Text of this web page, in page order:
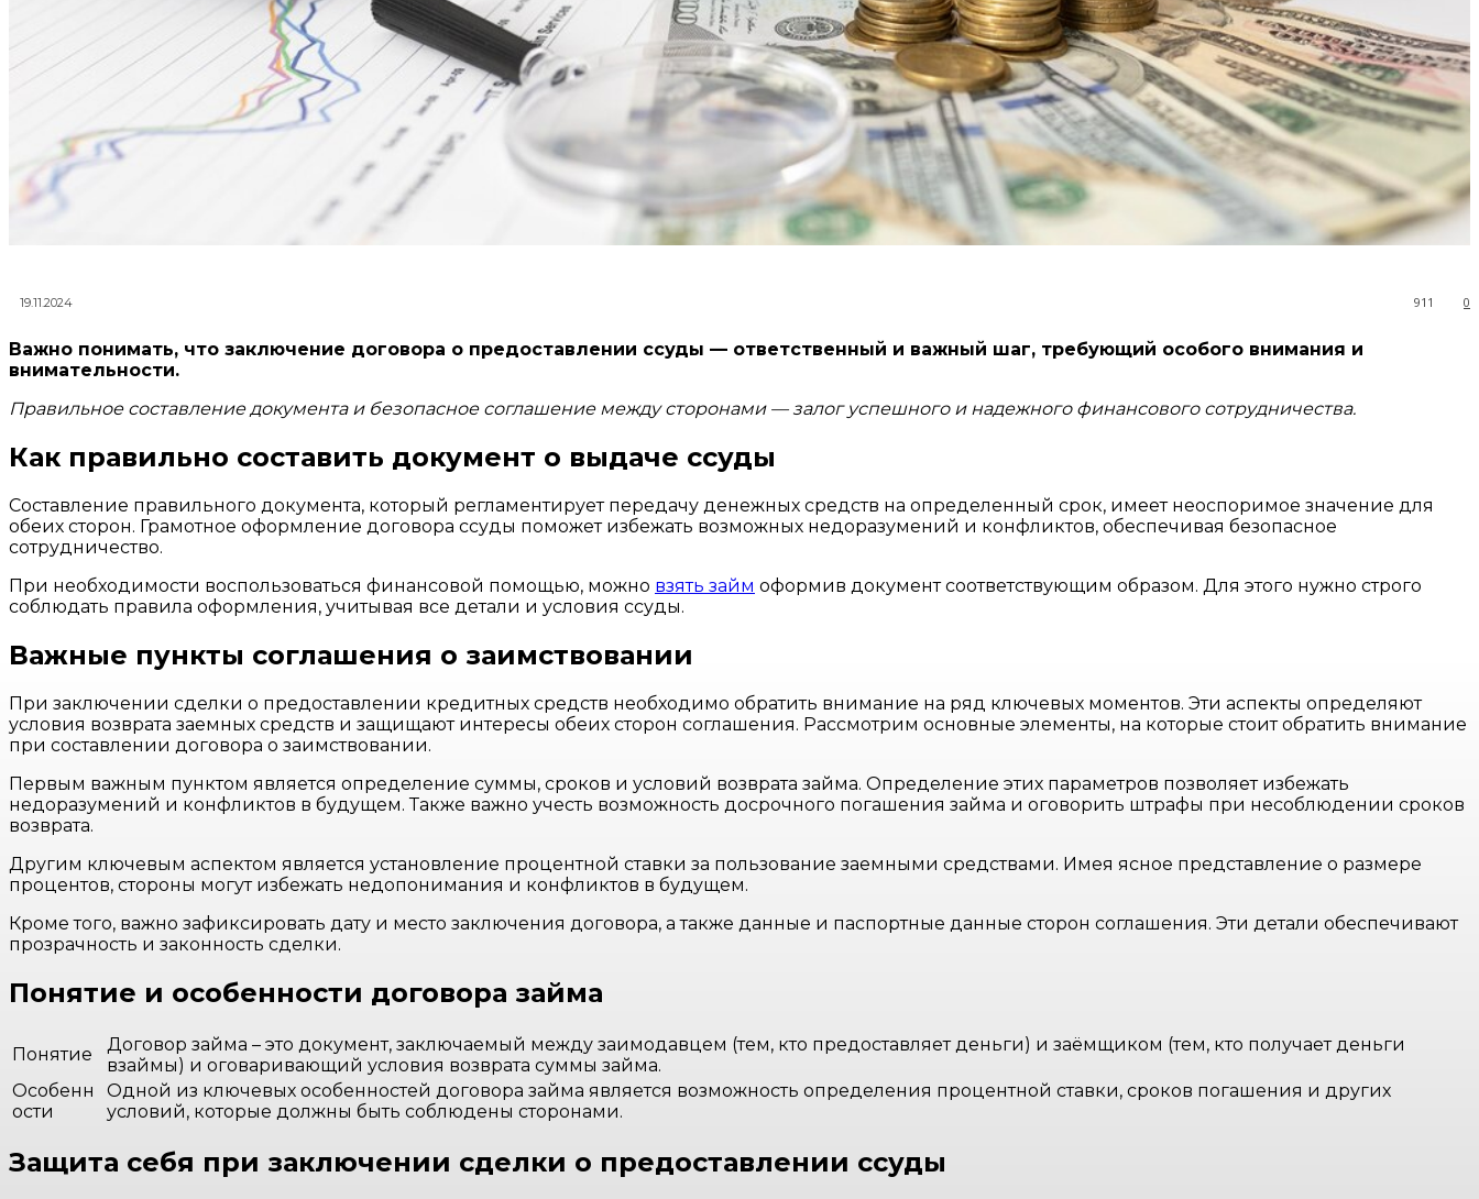
19.11.2024 0
911
Важно понимать, что заключение договора о предоставлении ссуды — ответственный и важный шаг, требующий особого внимания и
внимательности.
Правильное составление документа и безопасное соглашение между сторонами — залог успешного и надежного финансового сотрудничества.
Как правильно составить документ о выдаче ссуды
Составление правильного документа, который регламентирует передачу денежных средств на определенный срок, имеет неоспоримое значение для
обеих сторон. Грамотное оформление договора ссуды поможет избежать возможных недоразумений и конфликтов, обеспечивая безопасное
сотрудничество.
При необходимости воспользоваться финансовой помощью, можно взять займ оформив документ соответствующим образом. Для этого нужно строго
соблюдать правила оформления, учитывая все детали и условия ссуды.
Важные пункты соглашения о заимствовании
При заключении сделки о предоставлении кредитных средств необходимо обратить внимание на ряд ключевых моментов. Эти аспекты определяют
условия возврата заемных средств и защищают интересы обеих сторон соглашения. Рассмотрим основные элементы, на которые стоит обратить внимание
при составлении договора о заимствовании.
Первым важным пунктом является определение суммы, сроков и условий возврата займа. Определение этих параметров позволяет избежать
недоразумений и конфликтов в будущем. Также важно учесть возможность досрочного погашения займа и оговорить штрафы при несоблюдении сроков
возврата.
Другим ключевым аспектом является установление процентной ставки за пользование заемными средствами. Имея ясное представление о размере
процентов, стороны могут избежать недопонимания и конфликтов в будущем.
Кроме того, важно зафиксировать дату и место заключения договора, а также данные и паспортные данные сторон соглашения. Эти детали обеспечивают
прозрачность и законность сделки.
Понятие и особенности договора займа
Понятие
Договор займа – это документ, заключаемый между заимодавцем (тем, кто предоставляет деньги) и заёмщиком (тем, кто получает деньги
взаймы) и оговаривающий условия возврата суммы займа.
Особенн
ости
Одной из ключевых особенностей договора займа является возможность определения процентной ставки, сроков погашения и других
условий, которые должны быть соблюдены сторонами.
Защита себя при заключении сделки о предоставлении ссуды